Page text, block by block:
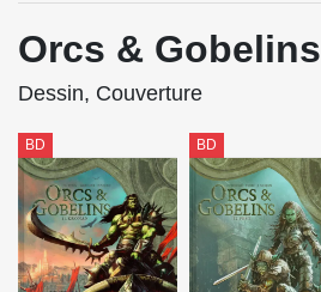
Orcs & Gobelins
Dessin, Couverture
BD BD